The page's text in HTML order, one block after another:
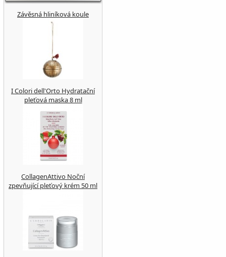
Závěsná hliníková koule
I Colori dell'Orto Hydratační
pleťová maska 8 ml
CollagenAttivo Noční
zpevňující pleťový krém 50 ml